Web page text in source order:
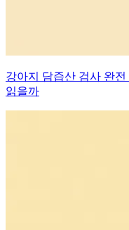
강아지 담즙산 검사 완
읽을까